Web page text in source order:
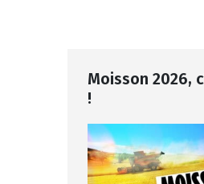
Moisson 2026,
!